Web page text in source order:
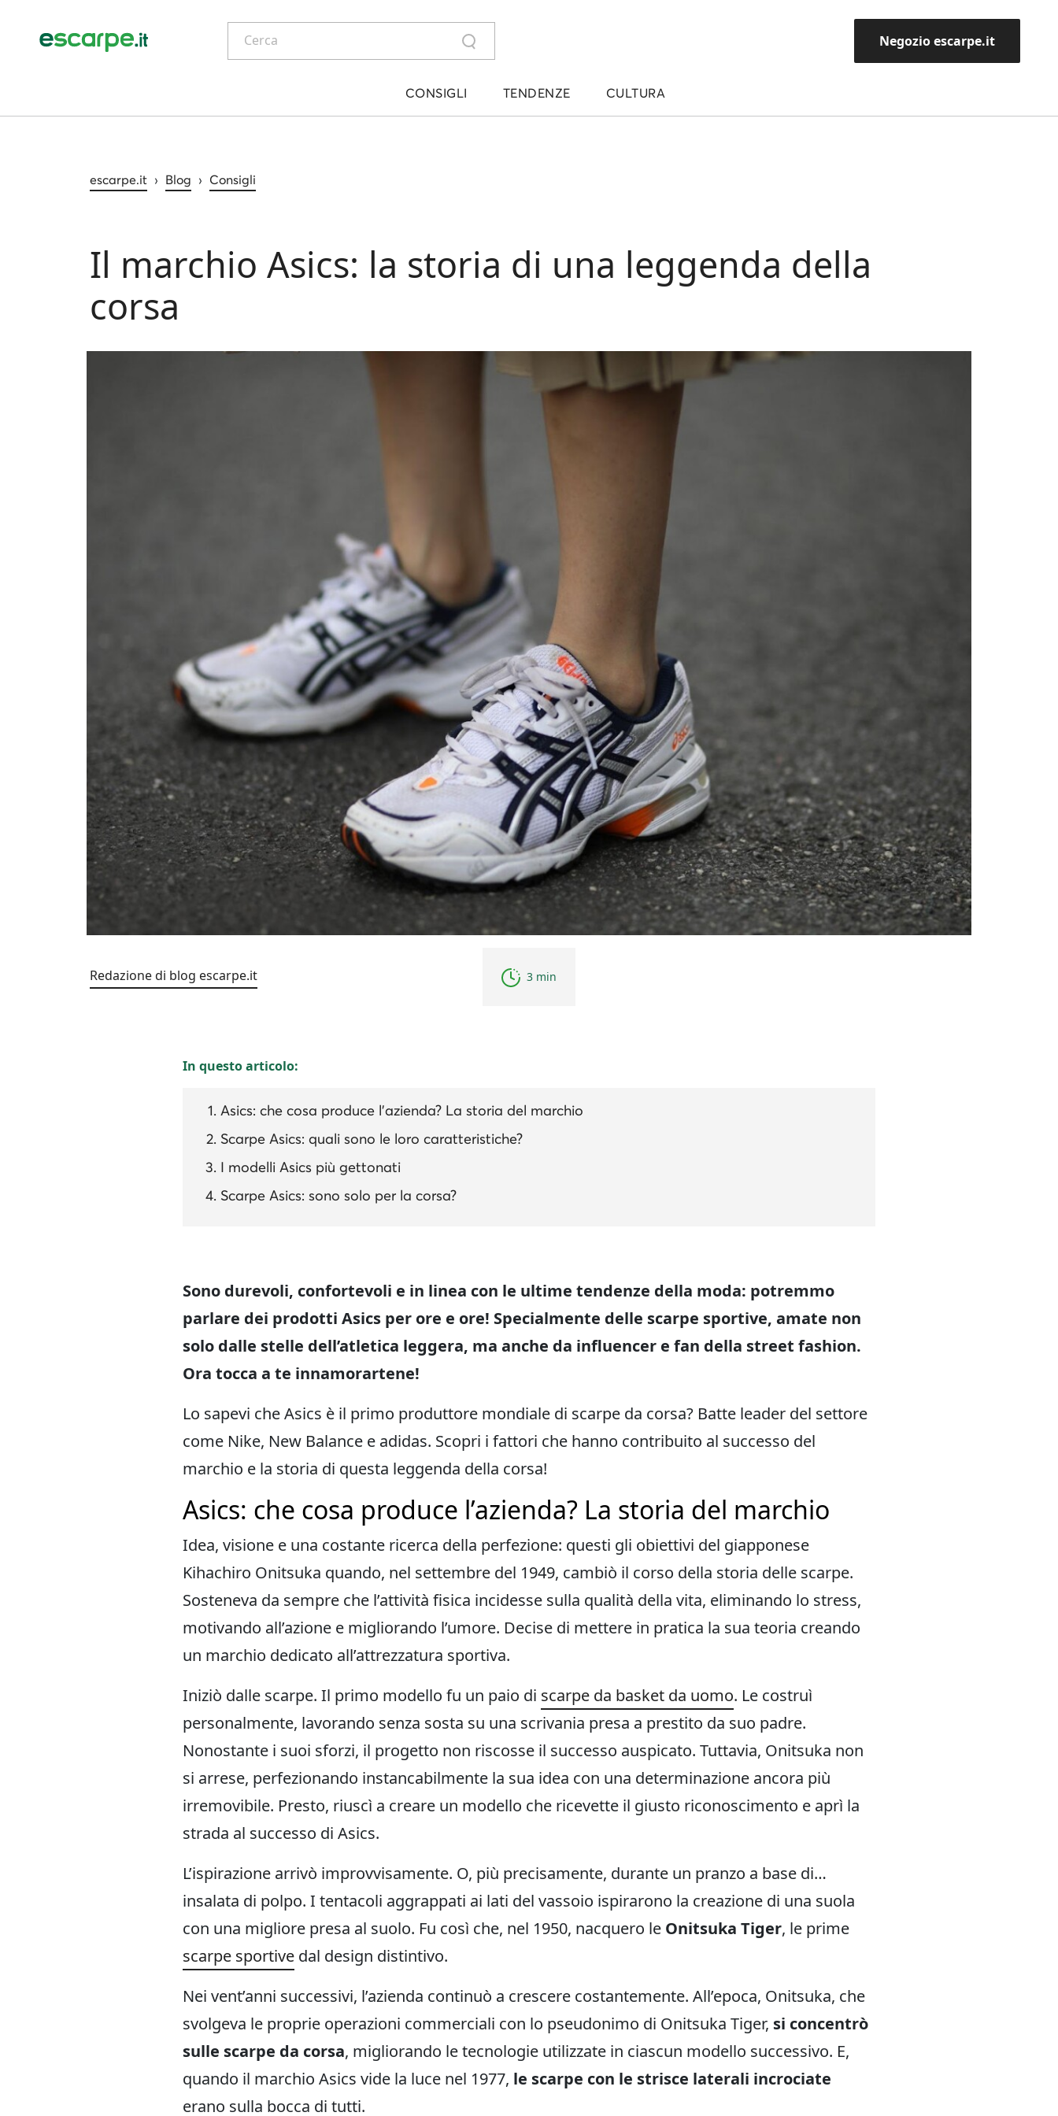
Cerca Negozio escarpe.it
CONSIGLI TENDENZE CULTURA
escarpe.it › Blog › Consigli
Il marchio Asics: la storia di una leggenda della
corsa
Consigli
Redazione di blog escarpe.it 3 min
In questo articolo:
Asics: che cosa produce l’azienda? La storia del marchio
Scarpe Asics: quali sono le loro caratteristiche?
I modelli Asics più gettonati
Scarpe Asics: sono solo per la corsa?
Sono durevoli, confortevoli e in linea con le ultime tendenze della moda: potremmo
parlare dei prodotti Asics per ore e ore! Specialmente delle scarpe sportive, amate non
solo dalle stelle dell’atletica leggera, ma anche da influencer e fan della street fashion.
Ora tocca a te innamorartene!
Lo sapevi che Asics è il primo produttore mondiale di scarpe da corsa? Batte leader del settore
come Nike, New Balance e adidas. Scopri i fattori che hanno contribuito al successo del
marchio e la storia di questa leggenda della corsa!
Asics: che cosa produce l’azienda? La storia del marchio
Idea, visione e una costante ricerca della perfezione: questi gli obiettivi del giapponese
Kihachiro Onitsuka quando, nel settembre del 1949, cambiò il corso della storia delle scarpe.
Sosteneva da sempre che l’attività fisica incidesse sulla qualità della vita, eliminando lo stress,
motivando all’azione e migliorando l’umore. Decise di mettere in pratica la sua teoria creando
un marchio dedicato all’attrezzatura sportiva.
Iniziò dalle scarpe. Il primo modello fu un paio di scarpe da basket da uomo. Le costruì
personalmente, lavorando senza sosta su una scrivania presa a prestito da suo padre.
Nonostante i suoi sforzi, il progetto non riscosse il successo auspicato. Tuttavia, Onitsuka non
si arrese, perfezionando instancabilmente la sua idea con una determinazione ancora più
irremovibile. Presto, riuscì a creare un modello che ricevette il giusto riconoscimento e aprì la
strada al successo di Asics.
L’ispirazione arrivò improvvisamente. O, più precisamente, durante un pranzo a base di…
insalata di polpo. I tentacoli aggrappati ai lati del vassoio ispirarono la creazione di una suola
con una migliore presa al suolo. Fu così che, nel 1950, nacquero le Onitsuka Tiger, le prime
scarpe sportive dal design distintivo.
Nei vent’anni successivi, l’azienda continuò a crescere costantemente. All’epoca, Onitsuka, che
svolgeva le proprie operazioni commerciali con lo pseudonimo di Onitsuka Tiger, si concentrò
sulle scarpe da corsa, migliorando le tecnologie utilizzate in ciascun modello successivo. E,
quando il marchio Asics vide la luce nel 1977, le scarpe con le strisce laterali incrociate
erano sulla bocca di tutti.